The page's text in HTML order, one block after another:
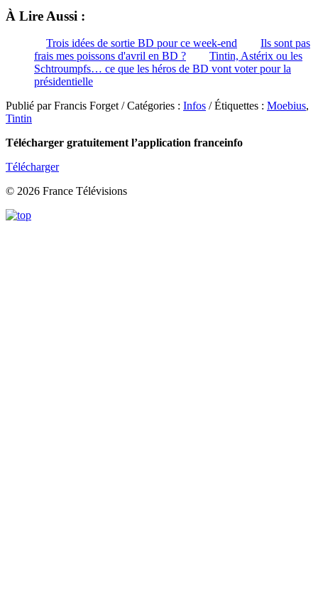
À Lire Aussi :
Trois idées de sortie BD pour ce week-end
Ils sont pas
frais mes poissons d'avril en BD ?
Tintin, Astérix ou les
Schtroumpfs… ce que les héros de BD vont voter pour la
présidentielle
Publié par Francis Forget / Catégories : Infos / Étiquettes : Moebius,
Tintin
Télécharger gratuitement l’application franceinfo
Télécharger
© 2026 France Télévisions